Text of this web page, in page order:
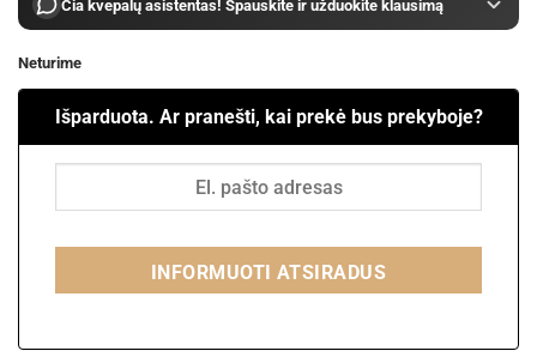
Čia kvepalų asistentas! Spauskite ir užduokite klausimą
Neturime
Išparduota. Ar pranešti, kai prekė bus prekyboje?
INFORMUOTI ATSIRADUS